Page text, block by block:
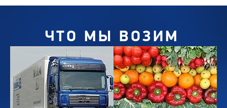
ЧТО МЫ ВОЗИМ